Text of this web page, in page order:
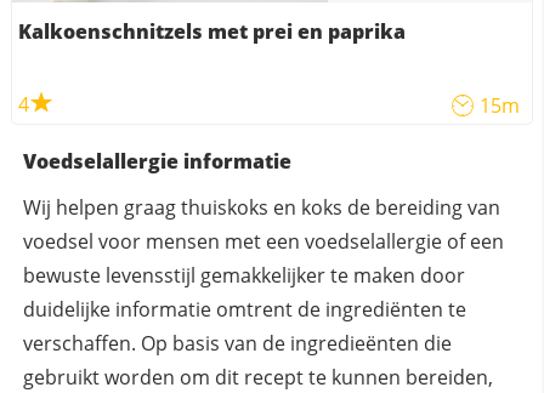
Kalkoenschnitzels met prei en paprika
4 15m
Voedselallergie informatie
Wij helpen graag thuiskoks en koks de bereiding van
voedsel voor mensen met een voedselallergie of een
bewuste levensstijl gemakkelijker te maken door
duidelijke informatie omtrent de ingrediënten te
verschaffen. Op basis van de ingredieënten die
gebruikt worden om dit recept te kunnen bereiden,